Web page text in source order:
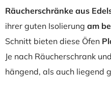
Räucherschränke aus
ihrer guten Isolierung am
Schnitt bieten diese Öfen
Je nach Räucherschrank
hängend, als auch liegend